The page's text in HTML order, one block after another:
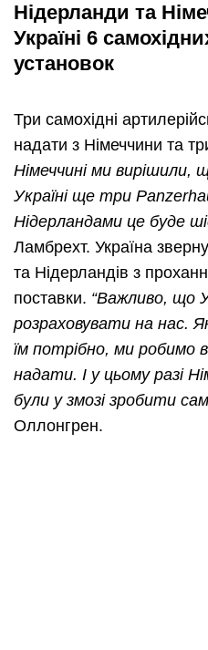
Нідерланди та
Україні 6
установок
Три самохідні
надати з Німеччини та
Німеччині ми
Україні ще три
Нідерландами це буде
Ламбрехт. Україна
та Нідерландів з
поставки. “Важливо, що
розраховувати на нас.
їм потрібно, ми робимо
надати. І у цьому разі
були у змозі зробити
Оллонгрен.